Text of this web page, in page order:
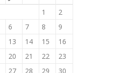
1
2
6 7 8
9
13 14 15
16
20 21 22
23
27 28 29
30